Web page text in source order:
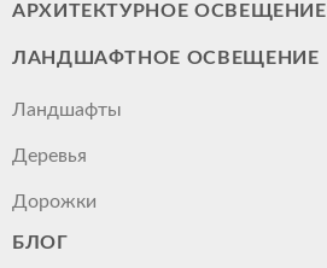
АРХИТЕКТУРНОЕ ОСВЕЩЕНИЕ
ЛАНДШАФТНОЕ ОСВЕЩЕНИЕ
Ландшафты
Деревья
Дорожки
БЛОГ